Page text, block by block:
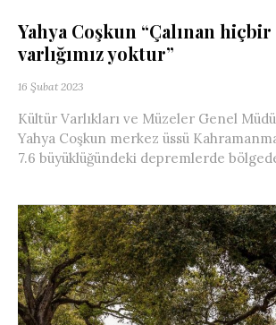
Yahya Coşkun “Çalınan
varlığımız yoktur”
16 Şubat 2023
Kültür Varlıkları ve Müzeler Genel
Yahya Coşkun merkez üssü
7.6 büyüklüğündeki depremlerde